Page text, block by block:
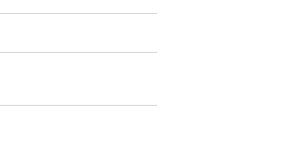
福地ホワイト